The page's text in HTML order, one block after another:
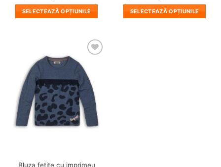
SELECTEAZĂ OPȚIUNILE
multe
Opțiunile
pot
fi
alese
în
SELECTEAZĂ OPȚIUNILE
Adauga
in
wishlist!
Bluza fetite cu imprimeu